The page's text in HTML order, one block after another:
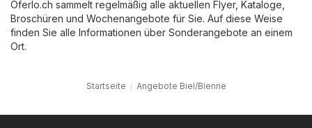
Oferlo.ch sammelt regelmäßig alle aktuellen Flyer, Kataloge,
Broschüren und Wochenangebote für Sie. Auf diese Weise
finden Sie alle Informationen über Sonderangebote an einem
Ort.
Startseite Angebote Biel/Bienne